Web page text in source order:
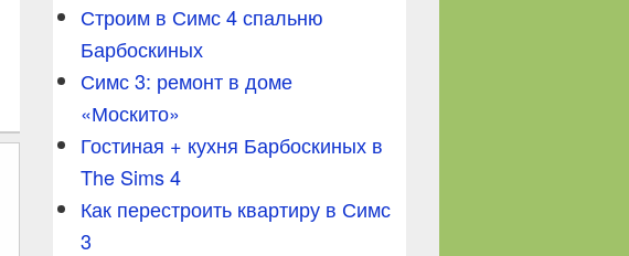
Строим в Симс 4 спальню
Барбоскиных
Симс 3: ремонт в доме
«Москито»
Гостиная + кухня Барбоскиных в
The Sims 4
Как перестроить квартиру в Симс
3